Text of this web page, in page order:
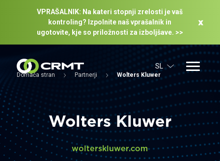
VPRAŠALNIK: Na kateri stopnji zrelosti je vaš
kontroling? Izpolnite naš vprašalnik in
ugotovite, kje so priložnosti za izboljšave. >>
SL
Domača stran Partnerji Wolters Kluwer
Wolters Kluwer
wolterskluwer.com